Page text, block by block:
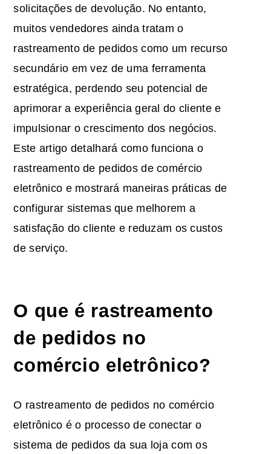
solicitações de devolução. No entanto,
muitos vendedores ainda tratam o
rastreamento de pedidos como um recurso
secundário em vez de uma ferramenta
estratégica, perdendo seu potencial de
aprimorar a experiência geral do cliente e
impulsionar o crescimento dos negócios.
Este artigo detalhará como funciona o
rastreamento de pedidos de comércio
eletrônico e mostrará maneiras práticas de
configurar sistemas que melhorem a
satisfação do cliente e reduzam os custos
de serviço.
O que é rastreamento
de pedidos no
comércio eletrônico?
O rastreamento de pedidos no comércio
eletrônico é o processo de conectar o
sistema de pedidos da sua loja com os